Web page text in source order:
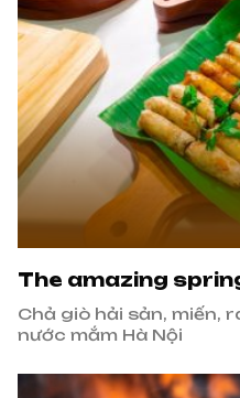
The amazing
Chả giò hải sản, miến,
nước mắm Hà Nội